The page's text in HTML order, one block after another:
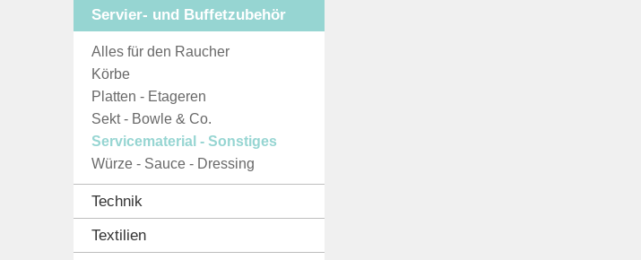
Servier- und Buffetzubehör
Alles für den Raucher
Körbe
Platten - Etageren
Sekt - Bowle & Co.
Servicematerial - Sonstiges
Würze - Sauce - Dressing
Technik
Textilien